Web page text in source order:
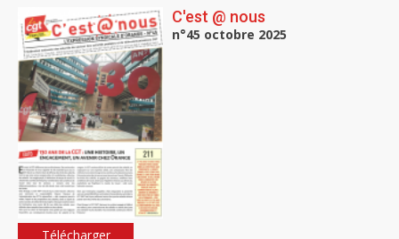
C'est @ nous
n°45 octobre 2025
Télécharger